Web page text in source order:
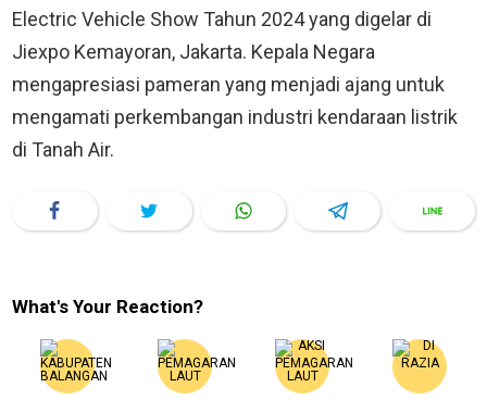
Electric Vehicle Show Tahun 2024 yang digelar di
Jiexpo Kemayoran, Jakarta. Kepala Negara
mengapresiasi pameran yang menjadi ajang untuk
mengamati perkembangan industri kendaraan listrik
di Tanah Air.
What's Your Reaction?